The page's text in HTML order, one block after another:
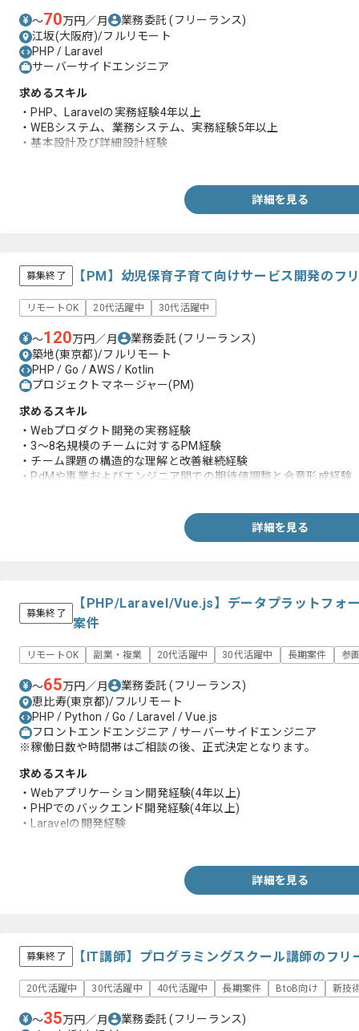
〜70万円／月 業務委託(フリーランス)
江坂(大阪府)/フルリモート
PHP / Laravel
サーバーサイドエンジニア
求めるスキル
・PHP、Laravelの実務経験4年以上
・WEBシステム、業務システム、実務経験5年以上
・基本設計及び詳細設計経験
詳細を見る
募集終了 【PM】幼児保育子育て向けサービス開発のフ
リモートOK 20代活躍中 30代活躍中
〜120万円／月 業務委託(フリーランス)
築地(東京都)/フルリモート
PHP / Go / AWS / Kotlin
プロジェクトマネージャー(PM)
求めるスキル
・Webプロダクト開発の実務経験
・3〜8名規模のチームに対するPM経験
・チーム課題の構造的な理解と改善継続経験
・PdMや事業およびエンジニア間での期待値調整と合意形成経験
詳細を見る
募集終了
【PHP/Laravel/Vue.js】データプラットフォ
案件
リモートOK 副業・複業 20代活躍中 30代活躍中 長期案件 参
〜65万円／月 業務委託(フリーランス)
恵比寿(東京都)/フルリモート
PHP / Python / Go / Laravel / Vue.js
フロントエンドエンジニア / サーバーサイドエンジニア
※稼働日数や時間帯はご相談の後、正式決定となります。
求めるスキル
・Webアプリケーション開発経験(4年以上)
・PHPでのバックエンド開発経験(4年以上)
・Laravelの開発経験
詳細を見る
募集終了 【IT講師】プログラミングスクール講師のフ
20代活躍中 30代活躍中 40代活躍中 長期案件 BtoB向け 新技
〜35万円／月 業務委託(フリーランス)